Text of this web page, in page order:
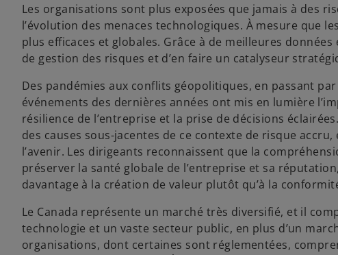
Les organisations sont plus exposées que jamais à des
l’évolution des menaces technologiques. À mesure que
plus efficaces et globales. Grâce à de meilleures
de gestion des risques et d’en faire un catalyseur
Des pandémies aux conflits géopolitiques, en passant
événements des dernières années ont mis en lumière
résilience de l’entreprise et la prise de décisions
des causes sous-jacentes de ce contexte de risque
l’avenir. Les dirigeants reconnaissent que la
préserver la santé globale de l’entreprise et sa
davantage à la création de valeur plutôt qu’à la
Le Canada représente un marché très diversifié, et il
technologie et un vaste secteur public, en plus d’un
organisations, dont certaines sont réglementées,